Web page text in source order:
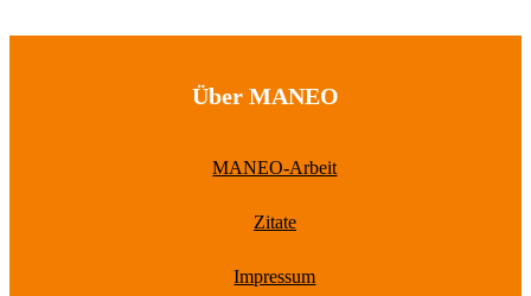
Über MANEO
MANEO-Arbeit
Zitate
Impressum